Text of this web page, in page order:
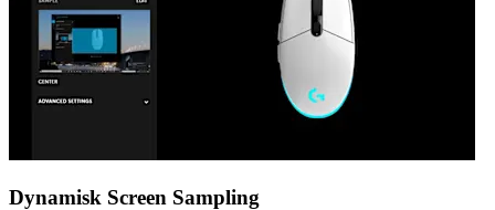
Dynamisk Screen Sampling